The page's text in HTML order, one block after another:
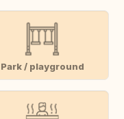
Park / playground